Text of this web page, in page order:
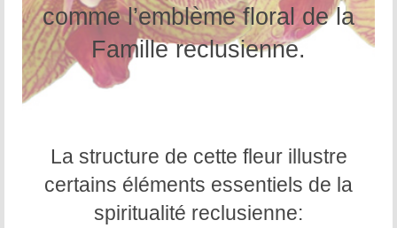
comme l’emblème floral de la
Famille reclusienne.
La structure de cette fleur illustre
certains éléments essentiels de la
spiritualité reclusienne: